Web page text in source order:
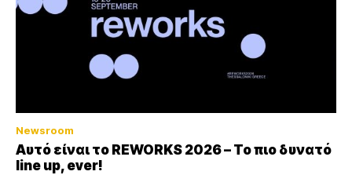
Newsroom
Αυτό είναι το REWORKS 2026 – Το πιο δυνατό
line up, ever!